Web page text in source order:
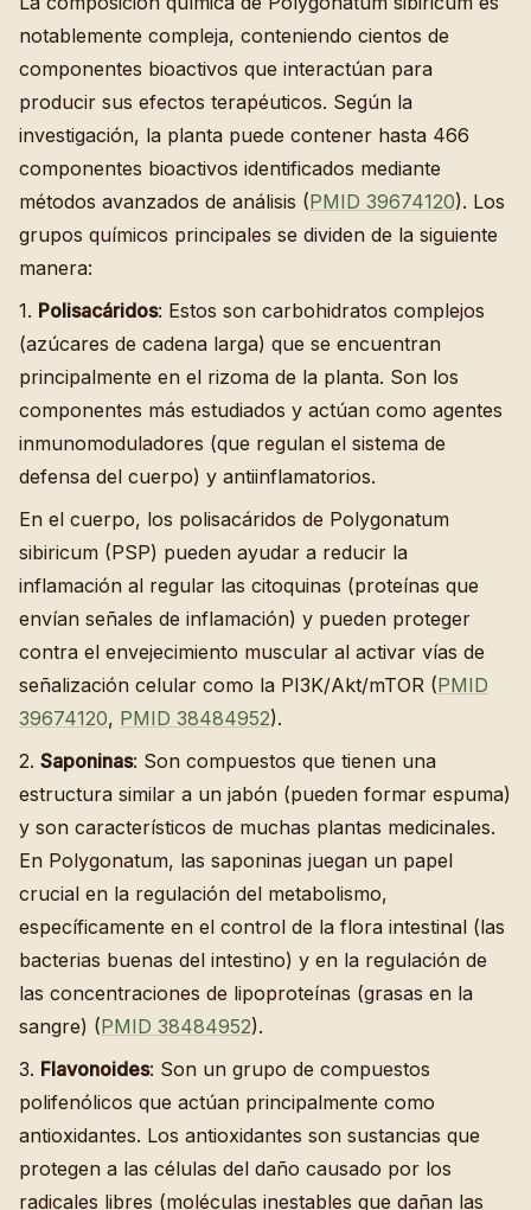
notablemente compleja, conteniendo cientos de
componentes bioactivos que interactúan para
producir sus efectos terapéuticos. Según la
investigación, la planta puede contener hasta 466
componentes bioactivos identificados mediante
métodos avanzados de análisis (PMID 39674120). Los
grupos químicos principales se dividen de la siguiente
manera:
1. Polisacáridos: Estos son carbohidratos complejos
(azúcares de cadena larga) que se encuentran
principalmente en el rizoma de la planta. Son los
componentes más estudiados y actúan como agentes
inmunomoduladores (que regulan el sistema de
defensa del cuerpo) y antiinflamatorios.
En el cuerpo, los polisacáridos de Polygonatum
sibiricum (PSP) pueden ayudar a reducir la
inflamación al regular las citoquinas (proteínas que
envían señales de inflamación) y pueden proteger
contra el envejecimiento muscular al activar vías de
señalización celular como la PI3K/Akt/mTOR (PMID
39674120, PMID 38484952).
2. Saponinas: Son compuestos que tienen una
estructura similar a un jabón (pueden formar espuma)
y son característicos de muchas plantas medicinales.
En Polygonatum, las saponinas juegan un papel
crucial en la regulación del metabolismo,
específicamente en el control de la flora intestinal (las
bacterias buenas del intestino) y en la regulación de
las concentraciones de lipoproteínas (grasas en la
sangre) (PMID 38484952).
3. Flavonoides: Son un grupo de compuestos
polifenólicos que actúan principalmente como
antioxidantes. Los antioxidantes son sustancias que
protegen a las células del daño causado por los
radicales libres (moléculas inestables que dañan las